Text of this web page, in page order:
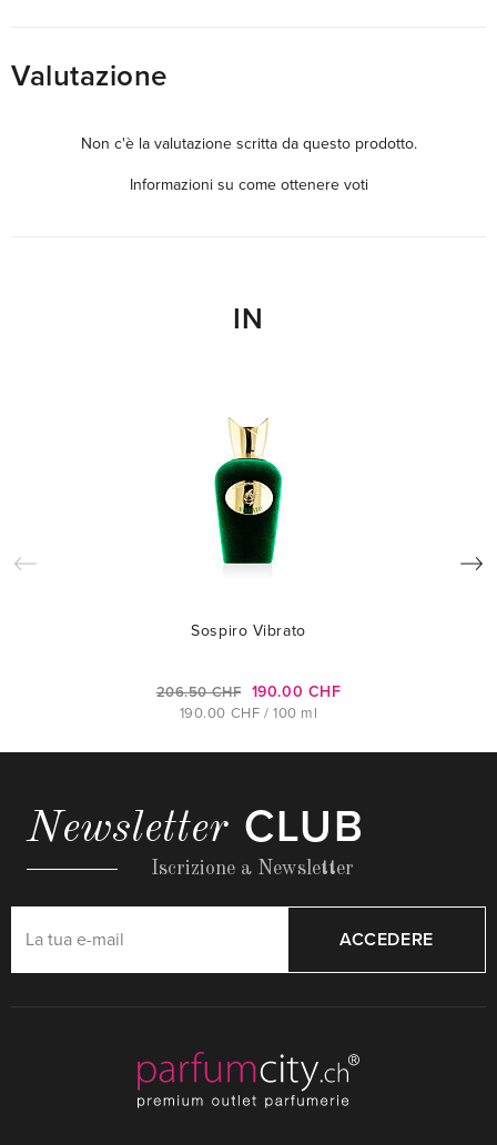
Valutazione
Non c'è la valutazione scritta da questo prodotto.
Informazioni su come ottenere voti
IN
Sospiro Vibrato
206.50 CHF 190.00 CHF
190.00 CHF / 100 ml
Newsletter CLUB
Iscrizione a Newsletter
ACCEDERE